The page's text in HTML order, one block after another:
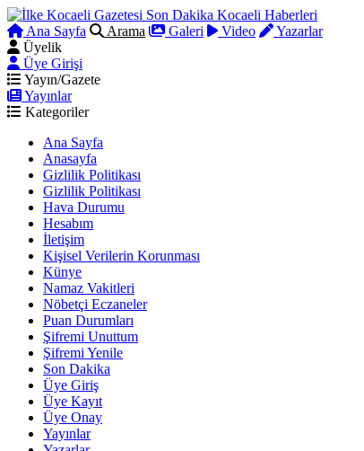
Ana Sayfa Arama Galeri Video
Yazarlar
Üyelik
Üye Girişi
Yayın/Gazete
Yayınlar
Kategoriler
Ana Sayfa
Anasayfa
Gizlilik Politikası
Gizlilik Politikası
Hava Durumu
Hesabım
İletişim
Kişisel Verilerin Korunması
Künye
Namaz Vakitleri
Nöbetçi Eczaneler
Puan Durumları
Şifremi Unuttum
Şifremi Yenile
Son Dakika
Üye Giriş
Üye Kayıt
Üye Onay
Yayınlar